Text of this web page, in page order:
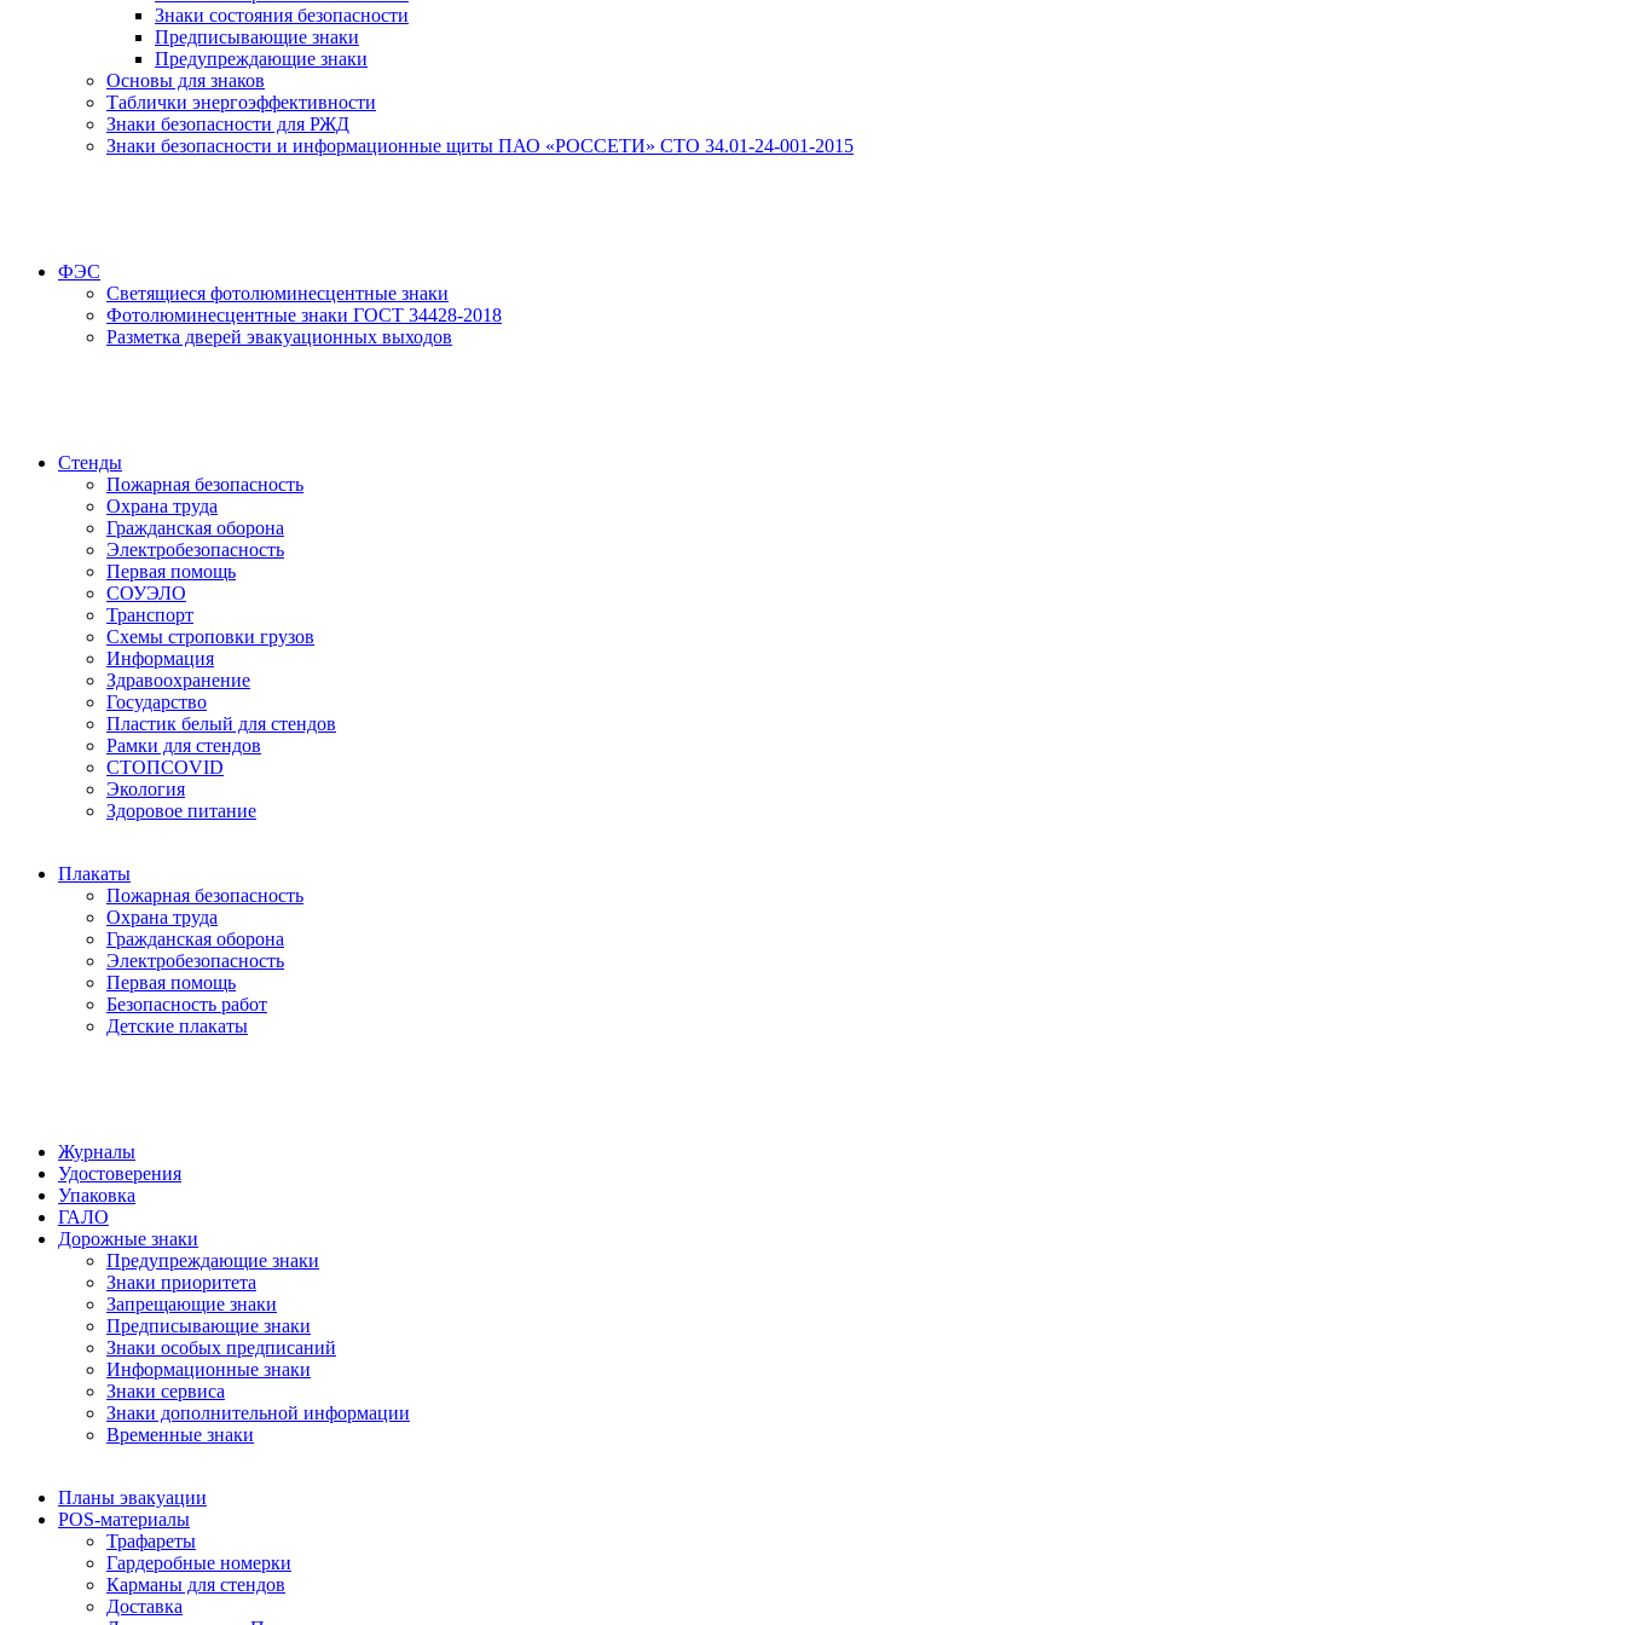
Знаки состояния безопасности
Предписывающие знаки
Предупреждающие знаки
Основы для знаков
Таблички энергоэффективности
Знаки безопасности для РЖД
Знаки безопасности и информационные щиты ПАО «РОССЕТИ» СТО 34.01-24-001-2015
ФЭС
Светящиеся фотолюминесцентные знаки
Фотолюминесцентные знаки ГОСТ 34428-2018
Разметка дверей эвакуационных выходов
Стенды
Пожарная безопасность
Охрана труда
Гражданская оборона
Электробезопасность
Первая помощь
СОУЭЛО
Транспорт
Схемы строповки грузов
Информация
Здравоохранение
Государство
Пластик белый для стендов
Рамки для стендов
СТОПCOVID
Экология
Здоровое питание
Плакаты
Пожарная безопасность
Охрана труда
Гражданская оборона
Электробезопасность
Первая помощь
Безопасность работ
Детские плакаты
Журналы
Удостоверения
Упаковка
ГАЛО
Дорожные знаки
Предупреждающие знаки
Знаки приоритета
Запрещающие знаки
Предписывающие знаки
Знаки особых предписаний
Информационные знаки
Знаки сервиса
Знаки дополнительной информации
Временные знаки
Планы эвакуации
POS-материалы
Трафареты
Гардеробные номерки
Карманы для стендов
Доставка